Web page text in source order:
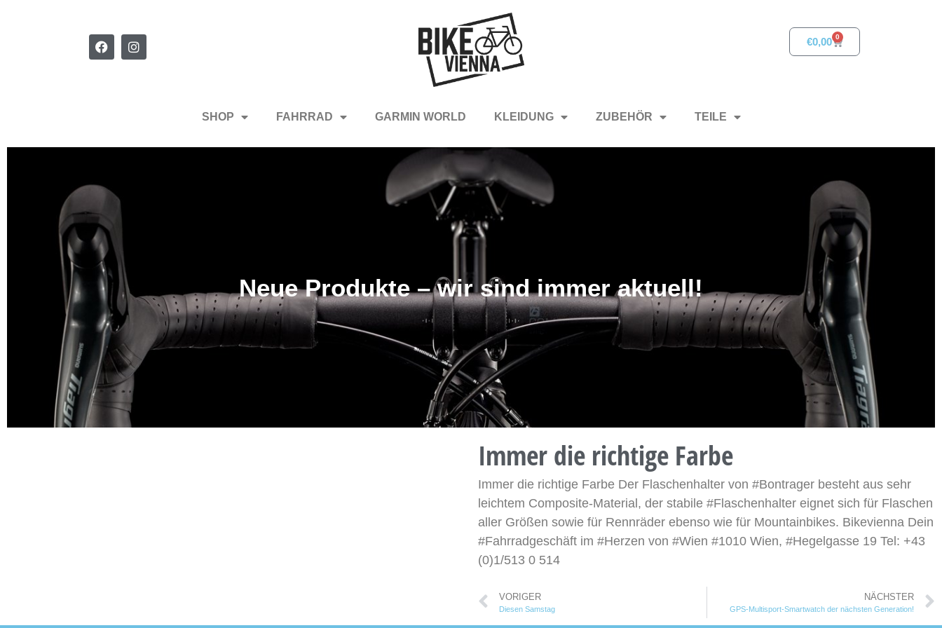
€0,00 0
SHOP FAHRRAD GARMIN WORLD KLEIDUNG ZUBEHÖR TEILE
Neue Produkte – wir sind immer aktuell!
Immer die richtige Farbe
Immer die richtige Farbe Der Flaschenhalter von #Bontrager besteht aus sehr
leichtem Composite-Material, der stabile #Flaschenhalter eignet sich für Flaschen
aller Größen sowie für Rennräder ebenso wie für Mountainbikes. Bikevienna Dein
#Fahrradgeschäft im #Herzen von #Wien #1010 Wien, #Hegelgasse 19 Tel: +43
(0)1/513 0 514
VORIGER
Diesen Samstag
NÄCHSTER
GPS-Multisport-Smartwatch der nächsten Generation!